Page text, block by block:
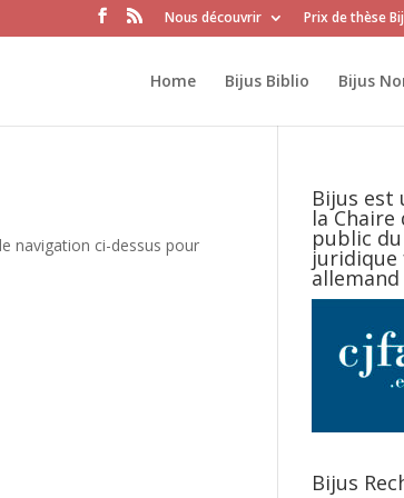
Nous découvrir Prix de thèse
Home Bijus Biblio Bijus
navigation ci-dessus pour
Bijus est
la
public
juridique
allemand
Bijus